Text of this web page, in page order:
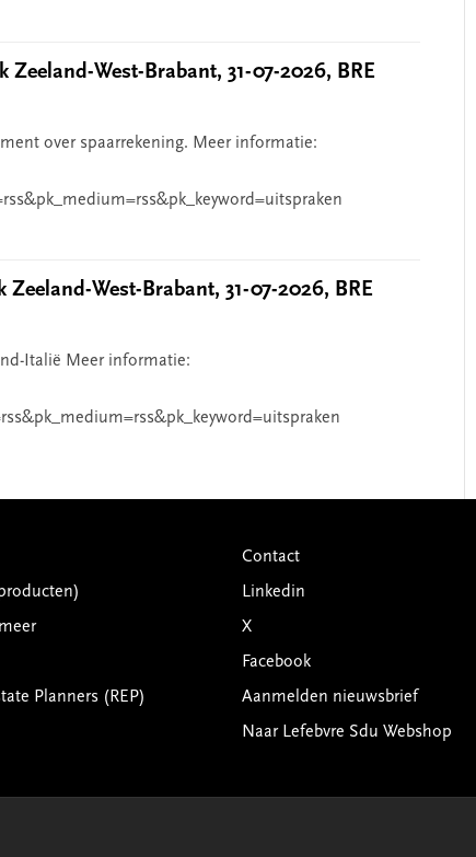
Zeeland-West-Brabant, 31-07-2026, BRE
over spaarrekening. Meer informatie:
West-Brabant, 31-07-2026, BRE
Italië Meer informatie:
producten)
Planners (REP)
Contact
Linkedin
X
Facebook
Aanmelden nieuwsbrief
Naar Lefebvre Sdu Webshop